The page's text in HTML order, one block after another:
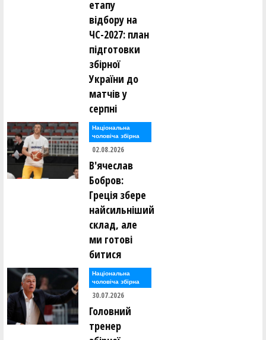
етапу
відбору на
ЧС-2027: план
підготовки
збірної
України до
матчів у
серпні
Національна
чоловіча збірна
02.08.2026
В'ячеслав
Бобров:
Греція збере
найсильніший
склад, але
ми готові
битися
Національна
чоловіча збірна
30.07.2026
Головний
тренер